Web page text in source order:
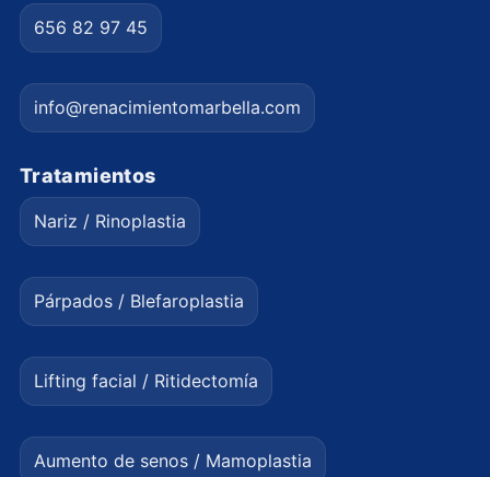
656 82 97 45
info@renacimientomarbella.com
Tratamientos
Nariz / Rinoplastia
Párpados / Blefaroplastia
Lifting facial / Ritidectomía
Aumento de senos / Mamoplastia